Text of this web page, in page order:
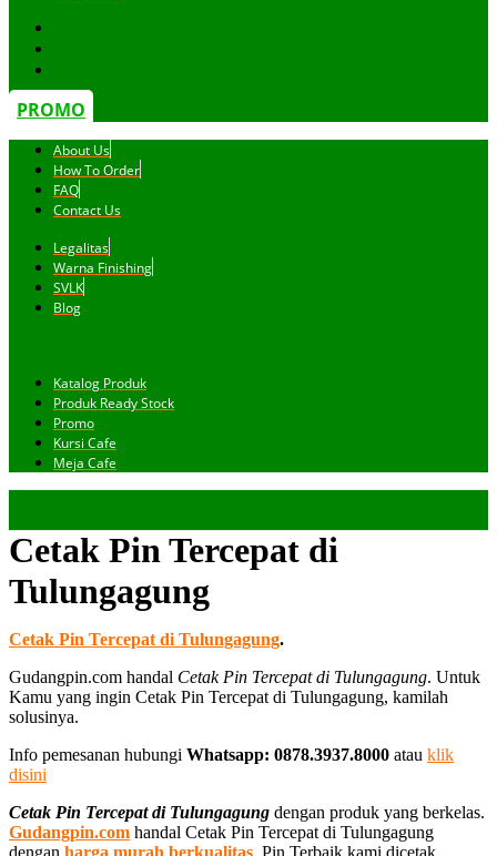
PROMO
About Us
How To Order
FAQ
Contact Us
Legalitas
Warna Finishing
SVLK
Blog
Katalog Produk
Produk Ready Stock
Promo
Kursi Cafe
Meja Cafe
Cetak Pin Tercepat di
Tulungagung
Cetak Pin Tercepat di Tulungagung.
Gudangpin.com handal Cetak Pin Tercepat di Tulungagung. Untuk
Kamu yang ingin Cetak Pin Tercepat di Tulungagung, kamilah
solusinya.
Info pemesanan hubungi Whatsapp: 0878.3937.8000 atau klik
disini
Cetak Pin Tercepat di Tulungagung dengan produk yang berkelas.
Gudangpin.com handal Cetak Pin Tercepat di Tulungagung
dengan harga murah berkualitas . Pin Terbaik kami dicetak